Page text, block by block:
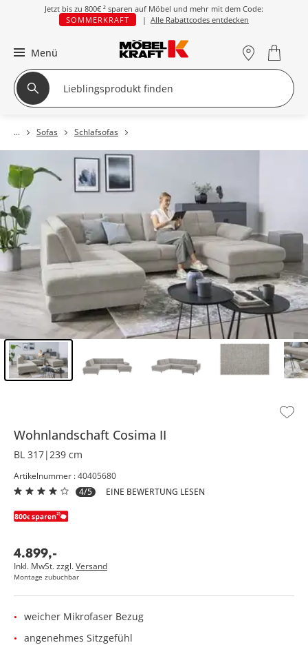
Jetzt bis zu 800€ ² sparen auf Möbel und mehr mit dem Code:
SOMMERKRAFT
| Alle Rabattcodes entdecken
Menü
Sofas Schlafsofas
Wohnlandschaft Cosima II
BL 317|239 cm
Artikelnummer : 40405680
4/5
EINE BEWERTUNG LESEN
4.899,-
Inkl. MwSt. zzgl.Versand
Montage zubuchbar
weicher Mikrofaser Bezug
angenehmes Sitzgefühl